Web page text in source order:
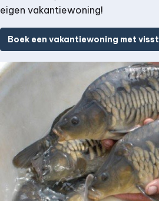
eigen vakantiewoning!
Boek een vakantiewoning met